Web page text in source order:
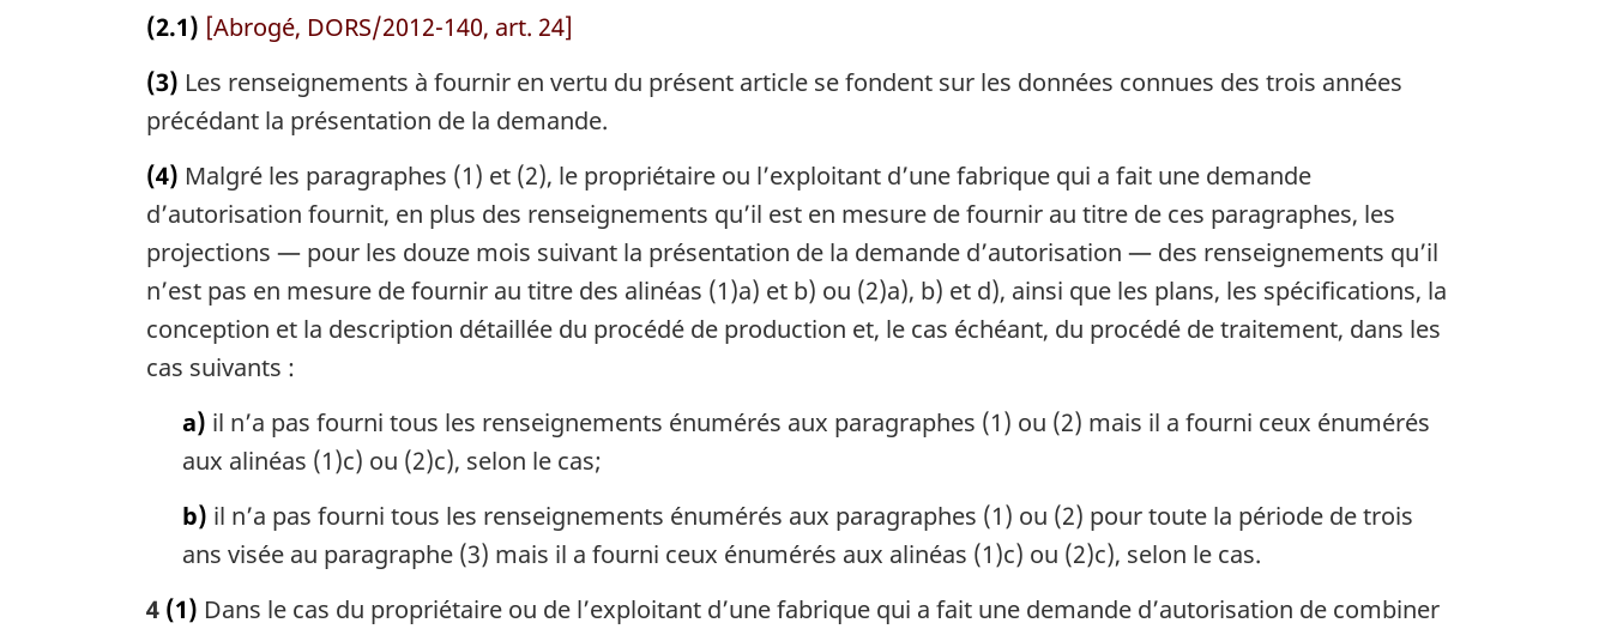
(2.1) [Abrogé, DORS/2012-140, art. 24]
(3) Les renseignements à fournir en vertu du présent article se fondent sur les données connues des trois années
précédant la présentation de la demande.
(4) Malgré les paragraphes (1) et (2), le propriétaire ou l’exploitant d’une fabrique qui a fait une demande
d’autorisation fournit, en plus des renseignements qu’il est en mesure de fournir au titre de ces paragraphes, les
projections — pour les douze mois suivant la présentation de la demande d’autorisation — des renseignements qu’il
n’est pas en mesure de fournir au titre des alinéas (1)a) et b) ou (2)a), b) et d), ainsi que les plans, les spécifications, la
conception et la description détaillée du procédé de production et, le cas échéant, du procédé de traitement, dans les
cas suivants :
a) il n’a pas fourni tous les renseignements énumérés aux paragraphes (1) ou (2) mais il a fourni ceux énumérés
aux alinéas (1)c) ou (2)c), selon le cas;
b) il n’a pas fourni tous les renseignements énumérés aux paragraphes (1) ou (2) pour toute la période de trois
ans visée au paragraphe (3) mais il a fourni ceux énumérés aux alinéas (1)c) ou (2)c), selon le cas.
4 (1) Dans le cas du propriétaire ou de l’exploitant d’une fabrique qui a fait une demande d’autorisation de combiner